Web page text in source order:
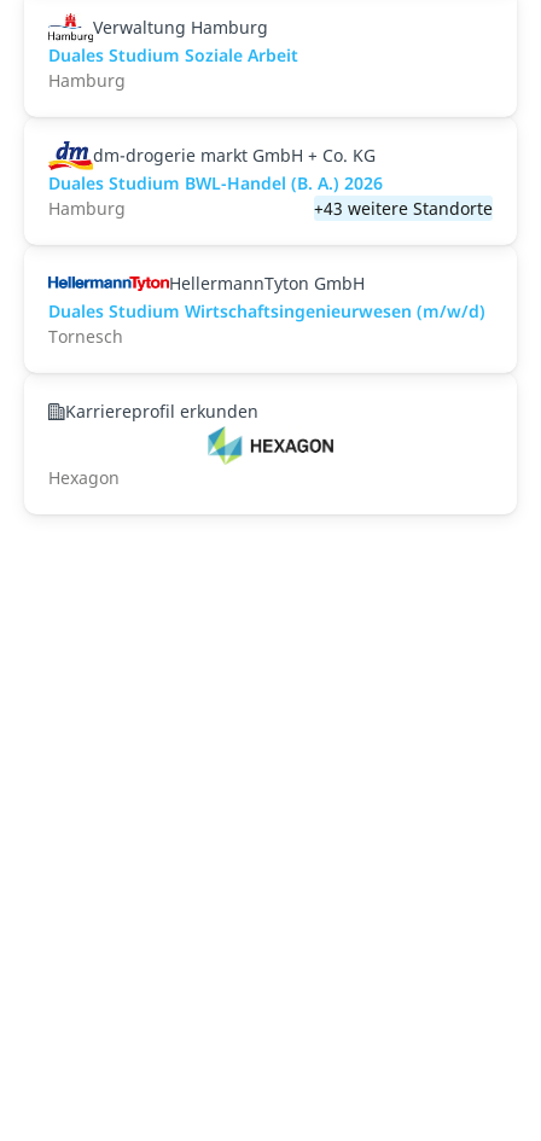
Verwaltung Hamburg
Duales Studium Soziale Arbeit
Hamburg
dm-drogerie markt GmbH + Co. KG
Duales Studium BWL-Handel (B. A.) 2026
Hamburg
+43 weitere Standorte
HellermannTyton GmbH
Duales Studium Wirtschaftsingenieurwesen (m/w/d)
Tornesch
Karriereprofil erkunden
Hexagon